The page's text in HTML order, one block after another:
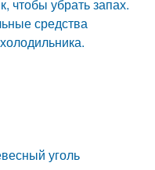
чтобы убрать запах.
средства
уголь